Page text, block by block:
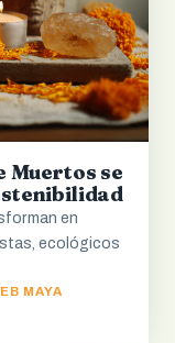
Muertos se
en
ecológicos
MAYA